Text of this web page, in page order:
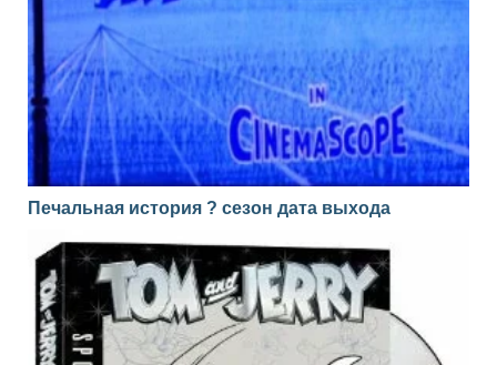
Печальная история ? сезон дата выхода